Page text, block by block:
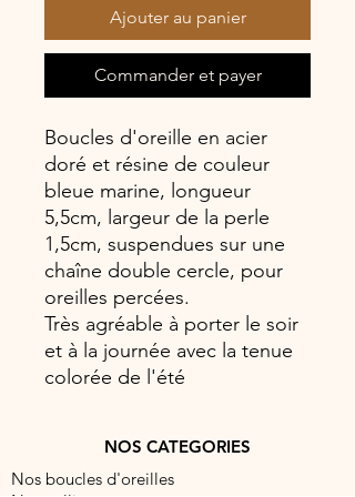
Ajouter au panier
Commander et payer
Boucles d'oreille en acier
doré et résine de couleur
bleue marine, longueur
5,5cm, largeur de la perle
1,5cm, suspendues sur une
chaîne double cercle, pour
oreilles percées.
Très agréable à porter le soir
et à la journée avec la tenue
colorée de l'été
NOS CATEGORIES
Nos boucles d'oreilles